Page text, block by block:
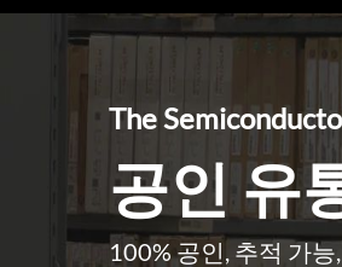
The
공인 유
100% 공인, 추적 가